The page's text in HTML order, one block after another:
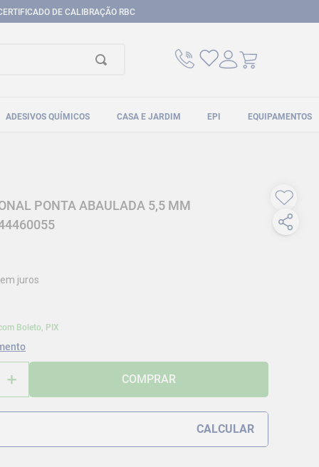
DE CALIBRAÇÃO RBC
ADESIVOS QUÍMICOS CASA E JARDIM EPI EQUIPAMENTOS
PONTA ABAULADA 5,5 MM
juros
Boleto, PIX
＋ COMPRAR